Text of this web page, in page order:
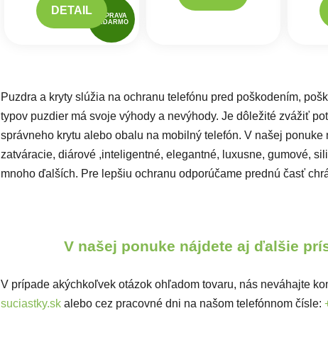
DOPRAVA
ZADARMO
DETAIL
Puzdra a kryty slúžia na ochranu telefónu pred poškodením,
typov puzdier má svoje výhody a nevýhody. Je dôležité zvážiť
správneho krytu alebo obalu na mobilný telefón. V našej
zatváracie, diárové ,inteligentné, elegantné, luxusne, gumové,
mnoho ďalších. Pre lepšiu ochranu odporúčame prednú časť
V našej ponuke nájdete aj ďalšie
V prípade akýchkoľvek otázok ohľadom tovaru, nás neváhajte
suciastky.sk alebo cez pracovné dni na našom telefónnom čísle: